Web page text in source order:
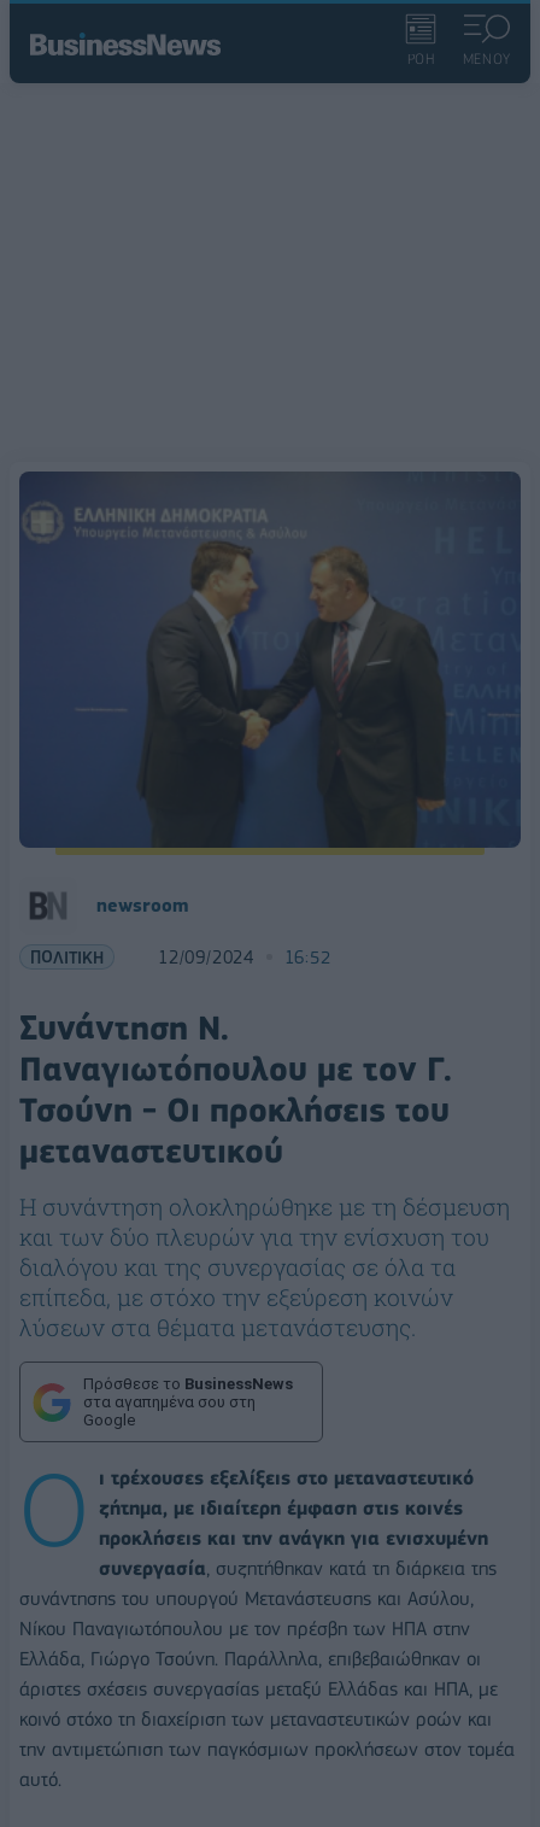
ΡΟΗ ΜΕΝΟΥ
newsroom
ΠΟΛΙΤΙΚΗ 12/09/2024 16:52
Συνάντηση Ν.
Παναγιωτόπουλου με τον Γ.
Τσούνη - Οι προκλήσεις του
μεταναστευτικού
Η συνάντηση ολοκληρώθηκε με τη δέσμευση
και των δύο πλευρών για την ενίσχυση του
διαλόγου και της συνεργασίας σε όλα τα
επίπεδα, με στόχο την εξεύρεση κοινών
λύσεων στα θέματα μετανάστευσης.
Πρόσθεσε το BusinessNews
στα αγαπημένα σου στη
Google
O
ι τρέχουσες εξελίξεις στο μεταναστευτικό
ζήτημα, με ιδιαίτερη έμφαση στις κοινές
προκλήσεις και την ανάγκη για ενισχυμένη
συνεργασία , συζητήθηκαν κατά τη διάρκεια της
συνάντησης του υπουργού Μετανάστευσης και Ασύλου,
Νίκου Παναγιωτόπουλου με τον πρέσβη των ΗΠΑ στην
Ελλάδα, Γιώργο Τσούνη. Παράλληλα, επιβεβαιώθηκαν οι
άριστες σχέσεις συνεργασίας μεταξύ Ελλάδας και ΗΠΑ, με
κοινό στόχο τη διαχείριση των μεταναστευτικών ροών και
την αντιμετώπιση των παγκόσμιων προκλήσεων στον τομέα
αυτό.